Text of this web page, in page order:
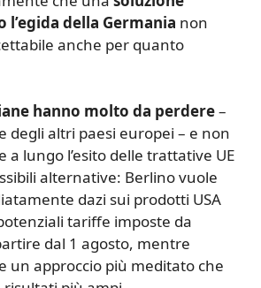
l’egida della Germania non
anche per quanto
hanno molto da perdere–
degli altri paesi europei – e non
a lungo l’esito delle trattative UE
alternative: Berlino vuole
dazi sui prodotti USA
tariffe imposte da
dal 1 agosto, mentre
un approccio più meditato che